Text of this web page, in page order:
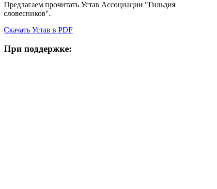
Предлагаем прочитать Устав Ассоциации "Гильдия
словесников".
Скачать Устав в PDF
При поддержке: